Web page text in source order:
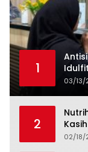
1
03/13/
2
02/18/